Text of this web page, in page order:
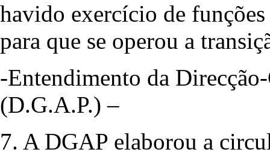
havido exercício de
para que se operou a
-Entendimento da
(D.G.A.P.) –
7. A DGAP elaborou a